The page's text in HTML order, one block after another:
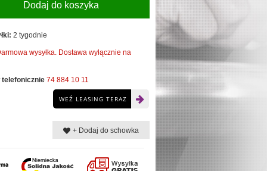
Dodaj do koszyka
2 tygodnie
wysyłka. Dostawa wyłącznie na
telefonicznie 74 884 10 11
WEŹ LEASING TERAZ
+ Dodaj do schowka